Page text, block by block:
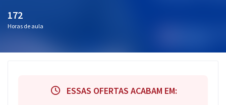
172
Horas de aula
ESSAS OFERTAS ACABAM EM: